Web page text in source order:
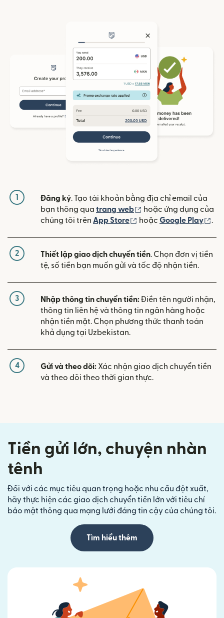
1 Đăng ký. Tạo tài khoản bằng địa chỉ email của
bạn thông qua trang web (mở trong cửa sổ mới)
hoặc ứng dụng của
chúng tôi trên App Store (mở trong cửa sổ mới)
hoặc Google Play .
2 Thiết lập giao dịch chuyển tiền. Chọn đơn vị tiền
tệ, số tiền bạn muốn gửi và tốc độ nhận tiền.
3 Nhập thông tin chuyển tiền:Điền tên người nhận,
thông tin liên hệ và thông tin ngân hàng hoặc
nhận tiền mặt. Chọn phương thức thanh toán
khả dụng tại Uzbekistan.
4 Gửi và theo dõi: Xác nhận giao dịch chuyển tiền
và theo dõi theo thời gian thực.
Tiền gửi lớn, chuyện nhàn
tênh
Đối với các mục tiêu quan trọng hoặc nhu cầu đột xuất,
hãy thực hiện các giao dịch chuyển tiền lớn với tiêu chí
bảo mật thông qua mạng lưới đáng tin cậy của chúng tôi.
Tìm hiểu thêm